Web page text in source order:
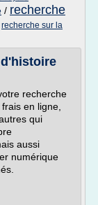
/ recherche
recherche sur la
recherche
en ligne,
qui
aussi
numérique